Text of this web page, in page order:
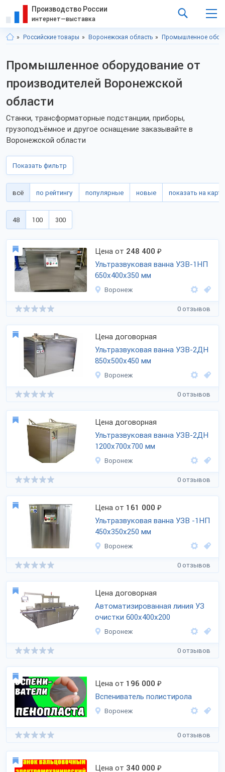
Производство России
интернет—выставка
Российские товары Воронежская область Промышленное
Промышленное оборудование от
производителей Воронежской
области
Станки, трансформаторные подстанции, приборы,
грузоподъёмное и другое оснащение заказывайте в
Воронежской области
Показать фильтр
всё по рейтингу популярные новые показать на карте
48 100 300
Цена от 248 400 ₽
Ультразвуковая ванна УЗВ-1НП
650х400х350 мм
Воронеж
0 отзывов
Цена договорная
Ультразвуковая ванна УЗВ-2ДН
850х500х450 мм
Воронеж
0 отзывов
Цена договорная
Ультразвуковая ванна УЗВ-2ДН
1200х700х700 мм
Воронеж
0 отзывов
Цена от 161 000 ₽
Ультразвуковая ванна УЗВ -1НП
450х350х250 мм
Воронеж
0 отзывов
Цена договорная
Автоматизированная линия УЗ
очистки 600х400х200
Воронеж
0 отзывов
Цена от 196 000 ₽
Вспениватель полистирола
Воронеж
0 отзывов
Цена от 340 000 ₽